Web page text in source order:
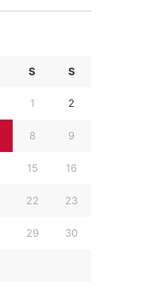
S S
1 2
8 9
15 16
22 23
29 30